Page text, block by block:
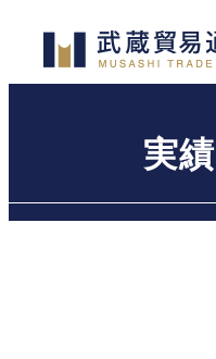
ン
ン
実績